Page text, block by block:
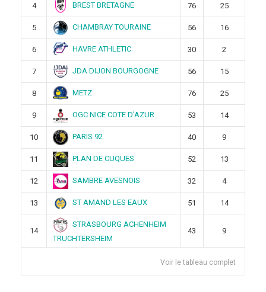
4 BREST BRETAGNE 76 25
5 CHAMBRAY TOURAINE 56 16
6 HAVRE ATHLETIC 30 2
7 JDA DIJON BOURGOGNE 56 15
8 METZ 76 25
9 OGC NICE COTE D’AZUR 53 14
10 PARIS 92 40 9
11 PLAN DE CUQUES 52 13
12 SAMBRE AVESNOIS 32 4
13 ST AMAND LES EAUX 51 14
14
STRASBOURG ACHENHEIM
TRUCHTERSHEIM
43 9
Voir le tableau complet